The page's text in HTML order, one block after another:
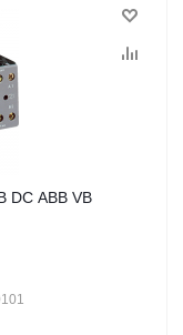
DC ABB VB